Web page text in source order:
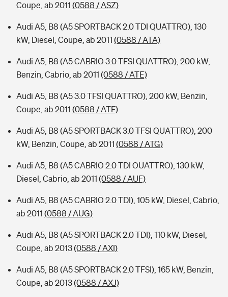
Coupe, ab 2011 (0588 / ASZ)
Audi A5, B8 (A5 SPORTBACK 2.0 TDI QUATTRO), 130
kW, Diesel, Coupe, ab 2011 (0588 / ATA)
Audi A5, B8 (A5 CABRIO 3.0 TFSI QUATTRO), 200 kW,
Benzin, Cabrio, ab 2011 (0588 / ATE)
Audi A5, B8 (A5 3.0 TFSI QUATTRO), 200 kW, Benzin,
Coupe, ab 2011 (0588 / ATF)
Audi A5, B8 (A5 SPORTBACK 3.0 TFSI QUATTRO), 200
kW, Benzin, Coupe, ab 2011 (0588 / ATG)
Audi A5, B8 (A5 CABRIO 2.0 TDI OUATTRO), 130 kW,
Diesel, Cabrio, ab 2011 (0588 / AUF)
Audi A5, B8 (A5 CABRIO 2.0 TDI), 105 kW, Diesel, Cabrio,
ab 2011 (0588 / AUG)
Audi A5, B8 (A5 SPORTBACK 2.0 TDI), 110 kW, Diesel,
Coupe, ab 2013(0588 / AXI)
Audi A5, B8 (A5 SPORTBACK 2.0 TFSI), 165 kW, Benzin,
Coupe, ab 2013(0588 / AXJ)